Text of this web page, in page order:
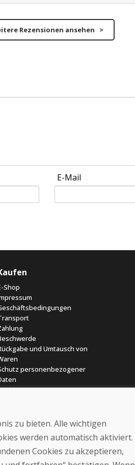
Rezensionen ansehen >
E-Mail
Shop
und Umtausch von
personenbezogener
zu bieten. Alle wichtigen
werden automatisch aktiviert.
Cookies zu akzeptieren,